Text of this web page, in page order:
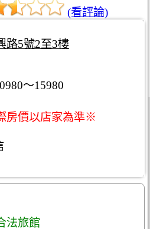
(看評論)
路5號2至3樓
～15980
房價以店家為準※
法旅館